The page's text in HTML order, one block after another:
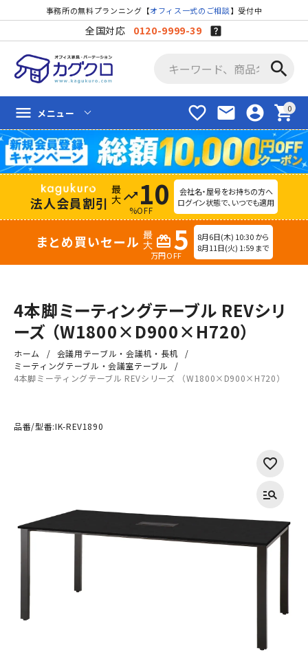
事務所の無料プランニング【オフィス一式のご相談】受付中
全国対応 0120-9999-39
search
favorite_border mail account_circle shopping_cart
menu メニュー
法人会員割引 trending_up 10
%OFF
会社名・屋号をお持ちの方へ
ログイン状態で、いつでも適用
まとめ買いセール redeem 5
万円OFF
8月6日(木) 10:30 から
8月11日(火) 1:59 まで
4本脚ミーティングテーブル REVシリ
ーズ （W1800×D900×H720）
ホーム
会議用テーブル・会議机・長机
ミーティングテーブル・会議室テーブル
4本脚ミーティングテーブル REVシリーズ （W1800×D900×H720）
品番/型番:IK-REV1890